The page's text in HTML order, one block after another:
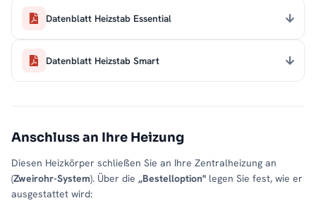
Datenblatt Heizstab Essential
Datenblatt Heizstab Smart
Anschluss an Ihre Heizung
Diesen Heizkörper schließen Sie an Ihre Zentralheizung an
(Zweirohr-System). Über die „Bestelloption" legen Sie fest, wie er
ausgestattet wird: